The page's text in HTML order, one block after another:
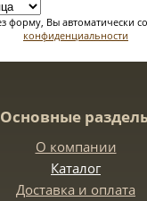
форму, Вы автоматически
конфиденциальности
Основные
О компании
Каталог
Доставка и оплата